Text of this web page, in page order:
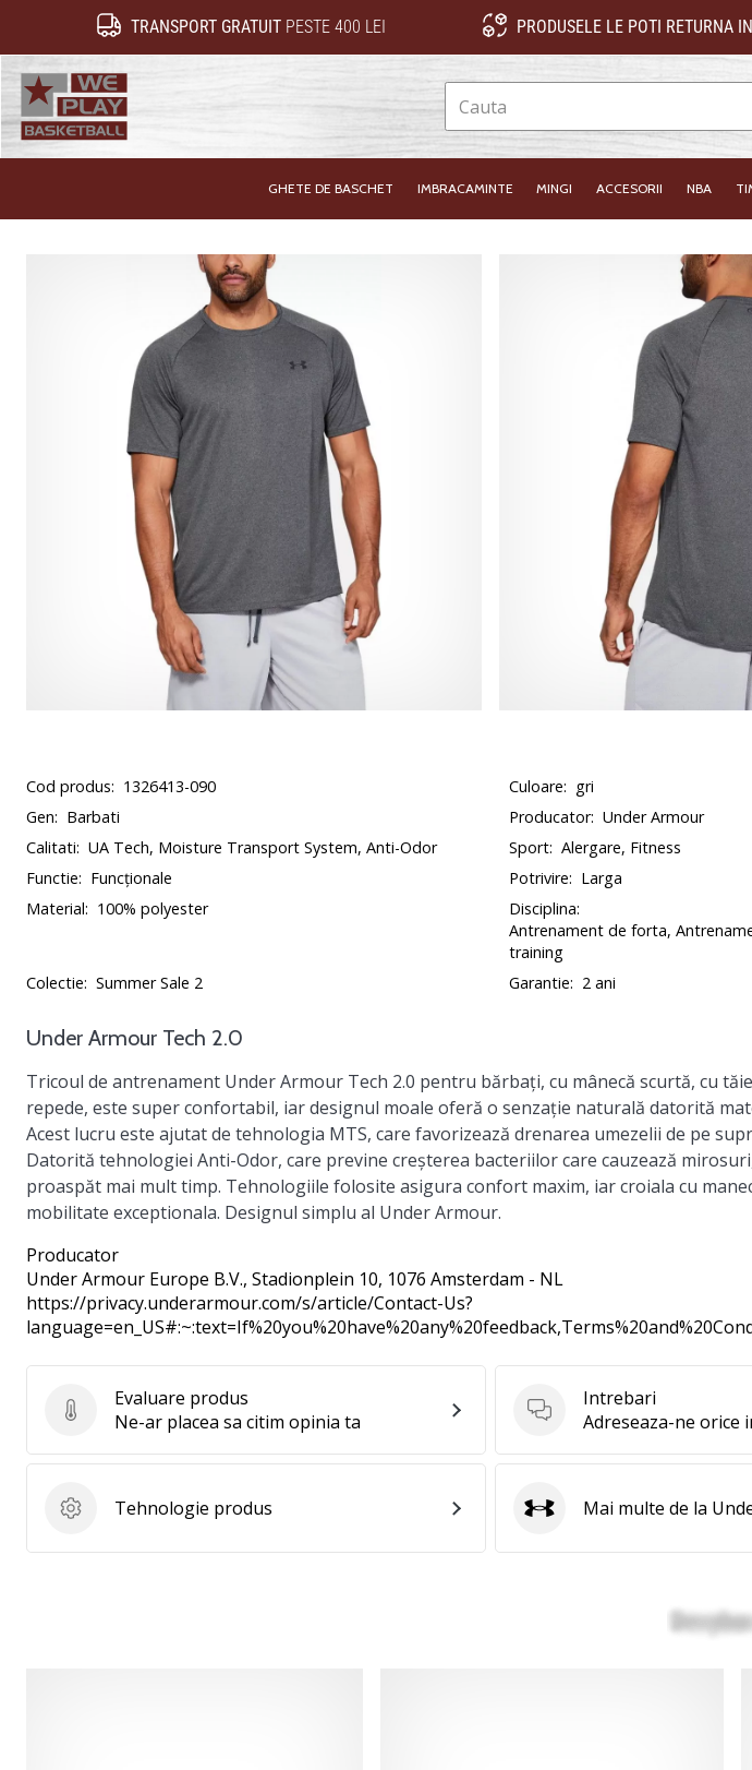
TRANSPORT GRATUITPESTE 400 LEI PRODUSELE LE POTI RETURNA
GHETE DE BASCHET IMBRACAMINTE MINGI ACCESORII NBA
Cod produs: 1326413-090 Culoare: gri
Gen: Barbati Producator: Under Armour
Calitati: UA Tech, Moisture Transport System, Anti-Odor Sport: Alergare, Fitness
Functie: Funcționale Potrivire: Larga
Material: 100% polyester
Disciplina:
Antrenament de forta,
training
Colectie: Summer Sale 2 Garantie: 2 ani
Under Armour Tech 2.0
Tricoul de antrenament Under Armour Tech 2.0 pentru bărbați, cu mânecă scurtă, cu
repede, este super confortabil, iar designul moale oferă o senzație naturală datorită
Acest lucru este ajutat de tehnologia MTS, care favorizează drenarea umezelii de pe
Datorită tehnologiei Anti-Odor, care previne creșterea bacteriilor care cauzează
proaspăt mai mult timp. Tehnologiile folosite asigura confort maxim, iar croiala cu
mobilitate exceptionala. Designul simplu al Under Armour.
Producator
Under Armour Europe B.V., Stadionplein 10, 1076 Amsterdam - NL
https://privacy.underarmour.com/s/article/Contact-Us?
Evaluare produs
Evaluare produs
Ne-ar placea sa citim opinia ta
Intrebari
Intrebari
Adreseaza-ne orice
Tehnologie produs
Tehnologie produs Under Armour
Mai multe de la